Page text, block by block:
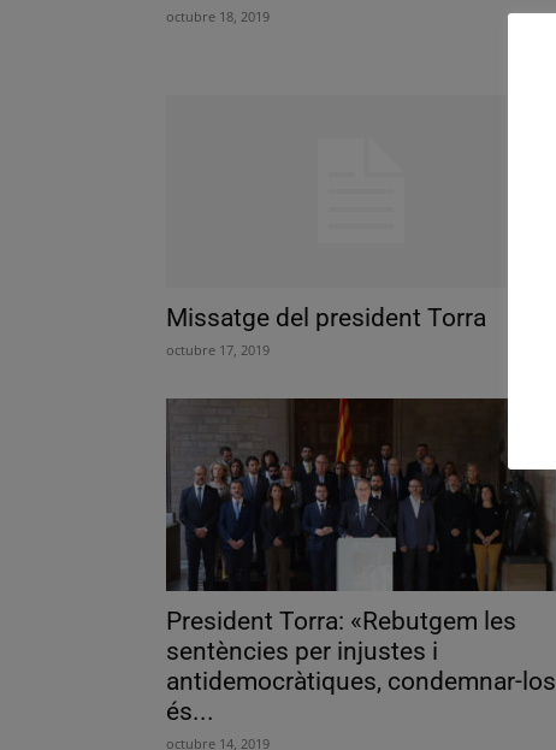
octubre 18, 2019
Missatge del president Torra
octubre 17, 2019
President Torra: «Rebutgem les
sentències per injustes i
antidemocràtiques, condemnar-los
és...
octubre 14, 2019